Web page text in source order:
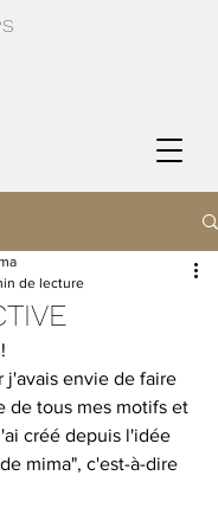
de lecture
j'avais envie de faire
de tous mes motifs et
créé depuis l'idée
mima", c'est-à-dire